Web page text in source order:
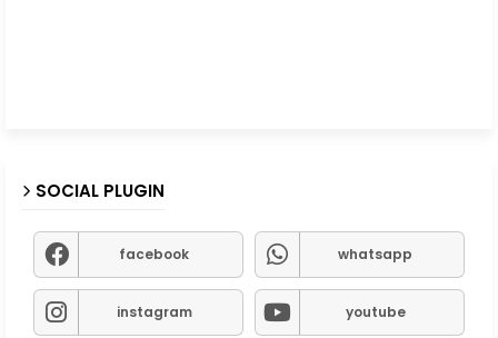
SOCIAL PLUGIN
facebook whatsapp
instagram youtube